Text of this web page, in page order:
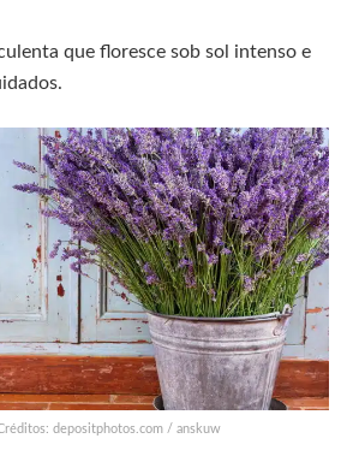
que floresce sob sol intenso e
Créditos: depositphotos.com / anskuw